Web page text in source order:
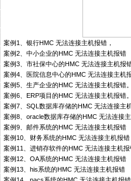
案例1、银行HMC 无法连接主机报错，
案例2、中小企业的HMC 无法连接主机报错
案例3、市社保中心的HMC 无法连接主机报
案例4、医院信息中心的HMC 无法连接主机
案例5、生产企业的HMC 无法连接主机报错
案例6、ERP项目的HMC 无法连接主机报错
案例7、SQL数据库存储的HMC 无法连接主
案例8、oracle数据库存储的HMC 无法连接
案例9、邮件系统的HMC 无法连接主机报错
案例10、财务系统的HMC 无法连接主机报错
案例11、进销存软件的HMC 无法连接主机报
案例12、OA系统的HMC 无法连接主机报错
案例13、his系统的HMC 无法连接主机报错